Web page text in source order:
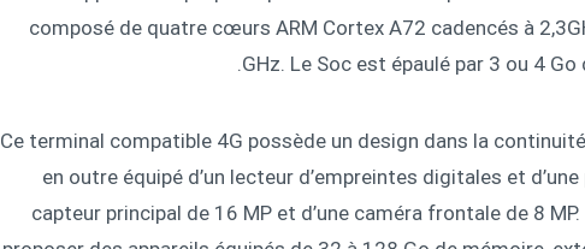
composé de quatre cœurs ARM Cortex A72 cadencés à
GHz. Le Soc est épaulé par 3 ou 4
Ce terminal compatible 4G possède un design dans la
en outre équipé d’un lecteur d’empreintes digitales et
capteur principal de 16 MP et d’une caméra frontale de 8